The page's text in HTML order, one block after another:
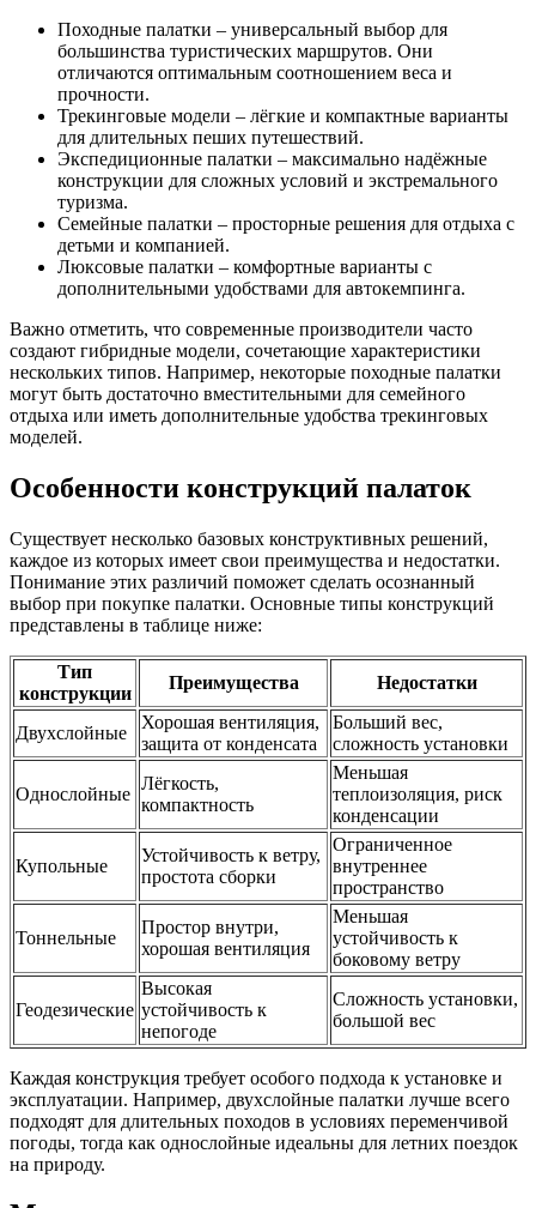
Походные палатки – универсальный выбор для
большинства туристических маршрутов. Они
отличаются оптимальным соотношением веса и
прочности.
Трекинговые модели – лёгкие и компактные варианты
для длительных пеших путешествий.
Экспедиционные палатки – максимально надёжные
конструкции для сложных условий и экстремального
туризма.
Семейные палатки – просторные решения для отдыха с
детьми и компанией.
Люксовые палатки – комфортные варианты с
дополнительными удобствами для автокемпинга.
Важно отметить, что современные производители часто
создают гибридные модели, сочетающие характеристики
нескольких типов. Например, некоторые походные палатки
могут быть достаточно вместительными для семейного
отдыха или иметь дополнительные удобства трекинговых
моделей.
Особенности конструкций палаток
Существует несколько базовых конструктивных решений,
каждое из которых имеет свои преимущества и недостатки.
Понимание этих различий поможет сделать осознанный
выбор при покупке палатки. Основные типы конструкций
представлены в таблице ниже:
Тип
конструкции
Преимущества Недостатки
Двухслойные
Хорошая вентиляция,
защита от конденсата
Больший вес,
сложность установки
Однослойные
Лёгкость,
компактность
Меньшая
теплоизоляция, риск
конденсации
Купольные
Устойчивость к ветру,
простота сборки
Ограниченное
внутреннее
пространство
Тоннельные
Простор внутри,
хорошая вентиляция
Меньшая
устойчивость к
боковому ветру
Геодезические
Высокая
устойчивость к
непогоде
Сложность установки,
большой вес
Каждая конструкция требует особого подхода к установке и
эксплуатации. Например, двухслойные палатки лучше всего
подходят для длительных походов в условиях переменчивой
погоды, тогда как однослойные идеальны для летних поездок
на природу.